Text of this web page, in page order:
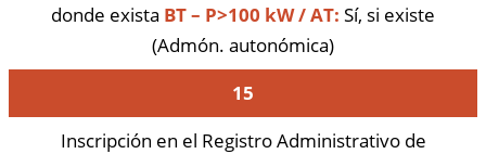
donde exista BT – P>100 kW / AT: Sí, si existe
(Admón. autonómica)
15
Inscripción en el Registro Administrativo de